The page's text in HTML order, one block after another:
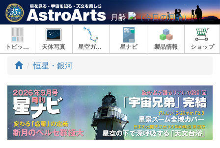
月齢
トピックス 天体写真 星空ガイド 星ナビ 製品情報 ショップ
ト
プ
恒星・銀河